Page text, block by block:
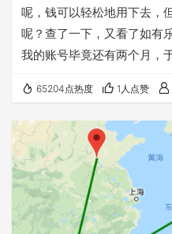
呢，钱可以轻松地用下去，
呢？查了一下，又看了如有
我的账号毕竟还有两个月，
一年。具体账号注册，可以
gcp300美元试用失败经历
一、 删除角色 1.登录已经
【我的结算账户】。 2.
65204点热度 1人点赞